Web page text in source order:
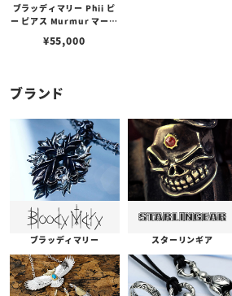
ブラッディマリー Phii ピ
ー ピアス Murmur マーマ
¥55,000
ブランド
ブラッディマリー スターリンギア